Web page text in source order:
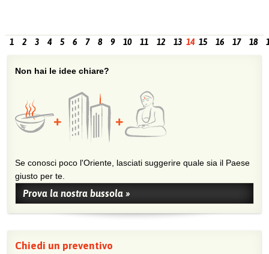
1 2 3 4 5 6 7 8 9 10 11 12 13 14 15 16 17 18
Non hai le idee chiare?
Se conosci poco l'Oriente, lasciati suggerire quale sia il Paese
giusto per te.
Prova la nostra bussola »
Chiedi un preventivo